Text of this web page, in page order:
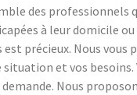
des
à leur domicile
précieux. Nous vous
situation et vos
Nous